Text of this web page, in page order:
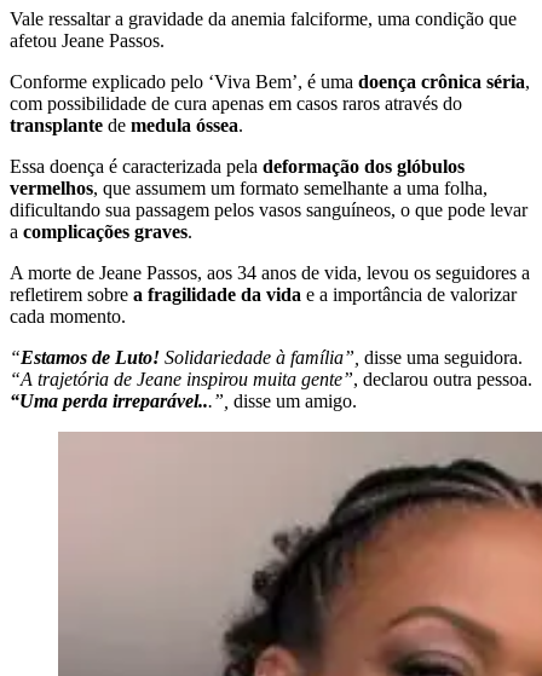
Vale ressaltar a gravidade da anemia falciforme, uma condição que
afetou Jeane Passos.
Conforme explicado pelo ‘Viva Bem’, é uma doença crônica séria,
com possibilidade de cura apenas em casos raros através do
transplante de medula óssea.
Essa doença é caracterizada pela deformação dos glóbulos
vermelhos, que assumem um formato semelhante a uma folha,
dificultando sua passagem pelos vasos sanguíneos, o que pode levar
a complicações graves.
A morte de Jeane Passos, aos 34 anos de vida, levou os seguidores a
refletirem sobre a fragilidade da vida e a importância de valorizar
cada momento.
“Estamos de Luto! Solidariedade à família”, disse uma seguidora.
“A trajetória de Jeane inspirou muita gente”, declarou outra pessoa.
“Uma perda irreparável...”, disse um amigo.